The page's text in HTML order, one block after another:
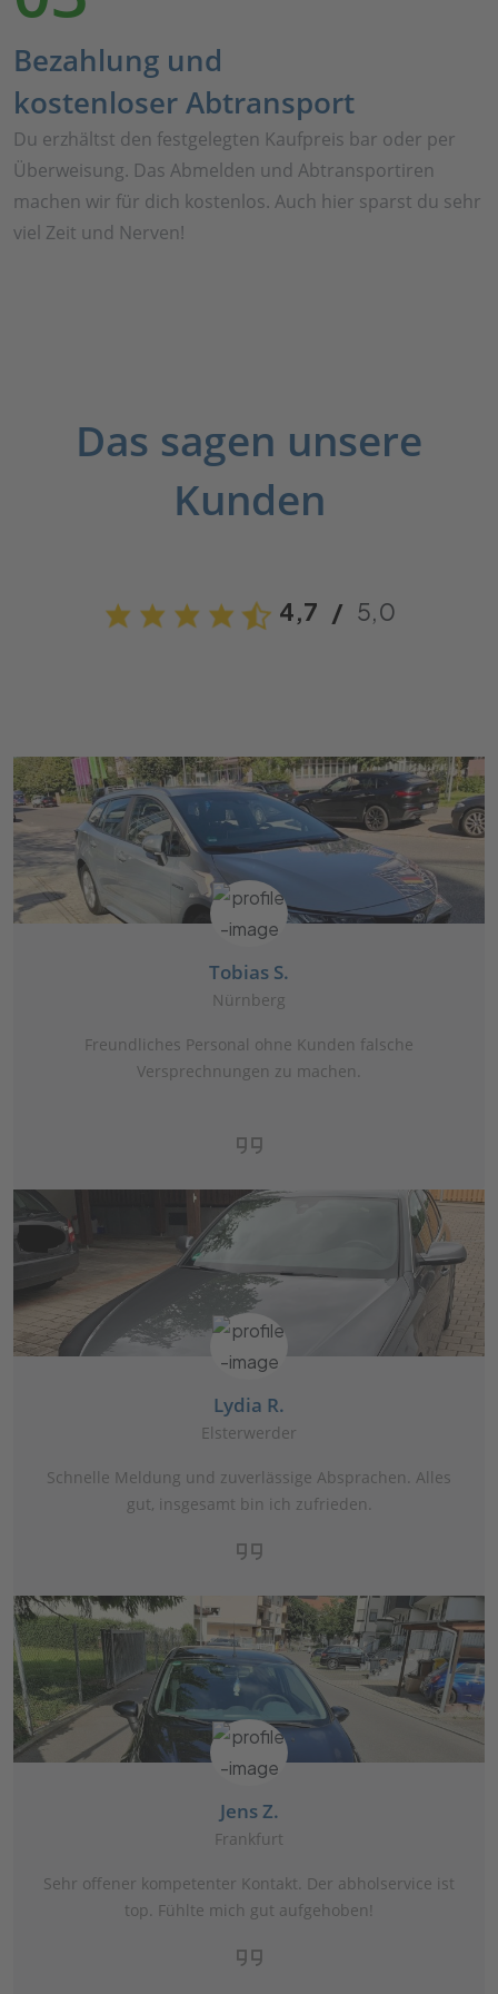
Bezahlung und
kostenloser Abtransport
Du erzhältst den festgelegten Kaufpreis bar oder per
Überweisung. Das Abmelden und Abtransportiren
machen wir für dich kostenlos. Auch hier sparst du sehr
viel Zeit und Nerven!
Das sagen unsere
Kunden
4,7 / 5,0
Tobias S.
Nürnberg
Freundliches Personal ohne Kunden falsche
Versprechnungen zu machen.
Lydia R.
Elsterwerder
Schnelle Meldung und zuverlässige Absprachen. Alles
gut, insgesamt bin ich zufrieden.
Jens Z.
Frankfurt
Sehr offener kompetenter Kontakt. Der abholservice ist
top. Fühlte mich gut aufgehoben!